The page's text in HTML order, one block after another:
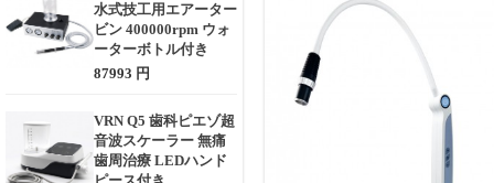
水式技工用エアーター
ビン 400000rpm ウォ
ーターボトル付き
87993 円
VRN Q5 歯科ピエゾ超
音波スケーラー 無痛
歯周治療 LEDハンド